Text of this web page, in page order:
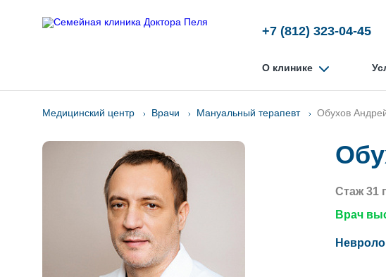
+7 (812) 323-04-45
О клинике
Медицинский центр Врачи Мануальный терапевт Обухов
Стаж 31
Врач